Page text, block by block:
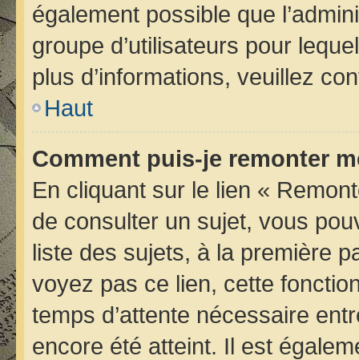
également possible que
groupe d’utilisateurs pour
plus d’informations, veuillez
Haut
Comment puis-je remonter
En cliquant sur le lien «
de consulter un sujet, vous
liste des sujets, à la première
voyez pas ce lien, cette
temps d’attente nécessaire
encore été atteint. Il est